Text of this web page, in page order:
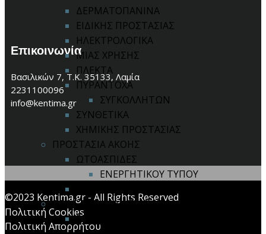
ΔΕΡΜΑΤΟΠΑΝΙΝΑ
ΕΙΔΙΚΗΣ ΠΡΟΣΤΑΣΙΑΣ
ΗΛΕΚΤΡΟΛΟΓΙΚΑ
ΜΙΑΣ ΧΡΗΣΗΣ
ΠΛΕΚΤΑ
ΠΥΡΑΝΤΟΧΑ
ΣΥΓΚΟΛΛΗΤΩΝ
ΣΥΝΘΕΤΙΚΑ
ΧΗΜΙΚΗΣ ΠΡΟΣΤΑΣΙΑΣ
ΠΡΟΣΤΑΣΙΑ ΑΚΟΗΣ
ΩΤΟΑΣΠΙΔΕΣ
ΕΝΕΡΓΗΤΙΚΟΥ ΤΥΠΟΥ
ΠΡΟΣΤΑΣΙΑ ΑΝΑΠΝΟΗΣ
ΜΑΣΚΕΣ ΙΜΙΣΕΩΣ / ΟΛΟΚΛΗΡΟΥ
Επικοινωνία
Βασιλικών 7, Τ.Κ. 35133, Λαμία
2231100096
info@kentima.gr
©2023 Kentima.gr - All Rights Reserved
Πολιτική Cookies
Πολιτική Απορρήτου